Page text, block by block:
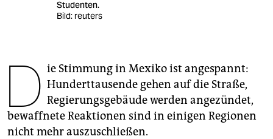
genossenschaft
epaper login
Studenten.
Bild: reuters
D ie Stimmung in Mexiko ist angespannt:
Hunderttausende gehen auf die Straße,
Regierungsgebäude werden angezündet,
bewaffnete Reaktionen sind in einigen Regionen
nicht mehr auszuschließen.